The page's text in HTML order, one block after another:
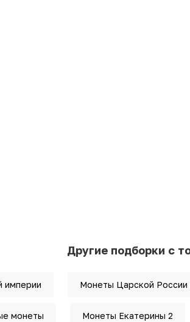
Другие подборки с
империи Монеты Царской России
монеты Монеты Екатерины 2